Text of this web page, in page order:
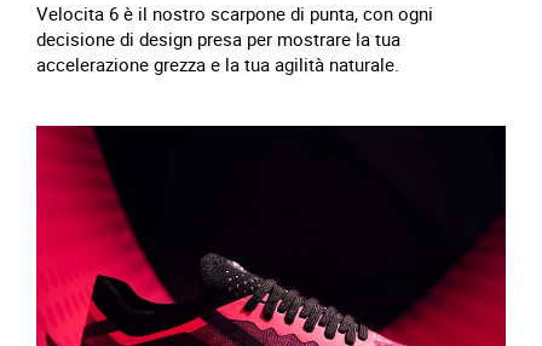
Velocita 6 è il nostro scarpone di punta, con ogni
decisione di design presa per mostrare la tua
accelerazione grezza e la tua agilità naturale.